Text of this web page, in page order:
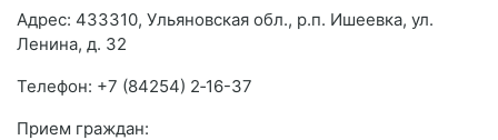
Адрес: 433310, Ульяновская обл., р.п. Ишеевка, ул.
Ленина, д. 32
Телефон: +7 (84254) 2‑16-37
Прием граждан: